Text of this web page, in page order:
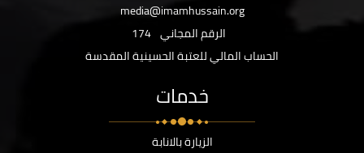
media@imamhussain.org
الرقم المجاني 174
الحساب المالي للعتبة الحسينية المقدسة
خدمات
الزيارة بالانابة